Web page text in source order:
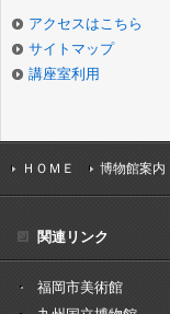
アクセスはこちら
サイトマップ
講座室利用
ＨＯＭＥ 博物館案内
関連リンク
福岡市美術館